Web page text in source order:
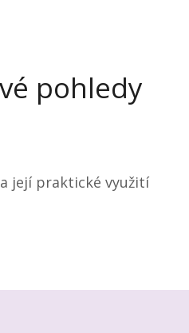
pohledy
její praktické využití